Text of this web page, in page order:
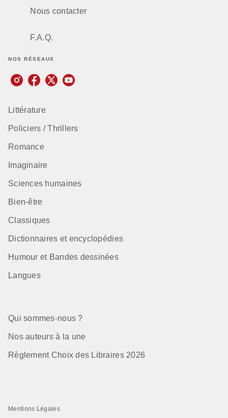
Nous contacter
F.A.Q.
NOS RÉSEAUX
Littérature
Policiers / Thrillers
Romance
Imaginaire
Sciences humaines
Bien-être
Classiques
Dictionnaires et encyclopédies
Humour et Bandes dessinées
Langues
Qui sommes-nous ?
Nos auteurs à la une
Règlement Choix des Libraires 2026
Mentions Légales